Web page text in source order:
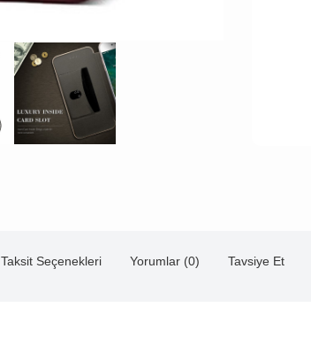
Taksit Seçenekleri Yorumlar (0) Tavsiye Et